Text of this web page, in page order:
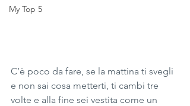
My Top 5
C’è poco da fare, se la mattina ti svegli
e non sai cosa metterti, ti cambi tre
volte e alla fine sei vestita come un